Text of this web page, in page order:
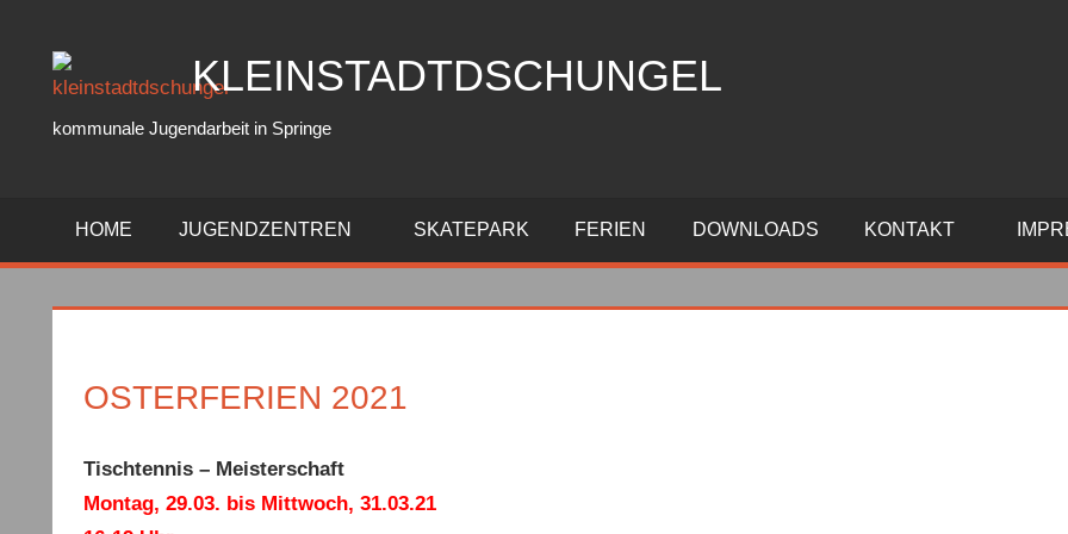
springen
KLEINSTADTDSCHUNGEL
kommunale Jugendarbeit in Springe
HOME JUGENDZENTREN SKATEPARK FERIEN DOWNLOADS KONTAKT
OSTERFERIEN 2021
Tischtennis – Meisterschaft
Montag, 29.03. bis Mittwoch, 31.03.21